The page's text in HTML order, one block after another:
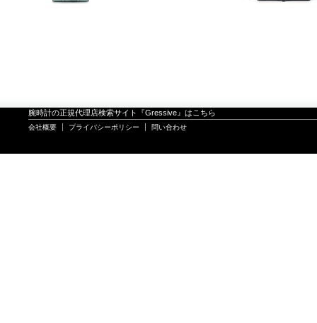
腕時計の正規代理店検索サイト『Gressive』はこちら
会社概要 プライバシーポリシー 問い合わせ